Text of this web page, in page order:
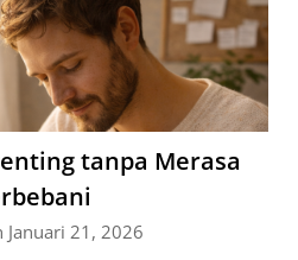
tanpa Merasa
Januari 21, 2026